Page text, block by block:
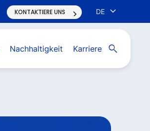
KONTAKTIERE UNS DE
Open search
Nachhaltigkeit Karriere